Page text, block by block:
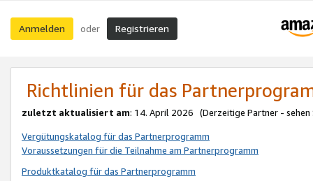
Anmelden oder Registrieren
Richtlinien für das
zuletzt aktualisiert am: 14. April 2026 (Derzeitige Partner - sehen
Vergütungskatalog für das Partnerprogramm
Voraussetzungen für die Teilnahme am Partnerprogramm
Produktkatalog für das Partnerprogramm